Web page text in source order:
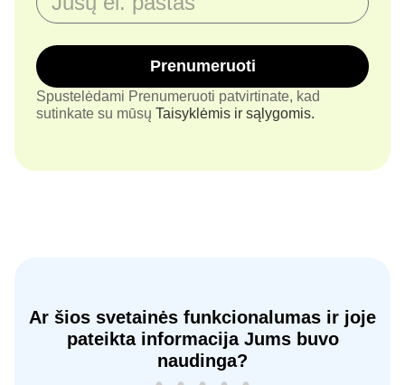
Prenumeruoti
Spustelėdami Prenumeruoti patvirtinate, kad
sutinkate su mūsų Taisyklėmis ir sąlygomis.
Ar šios svetainės funkcionalumas ir joje
pateikta informacija Jums buvo
naudinga?